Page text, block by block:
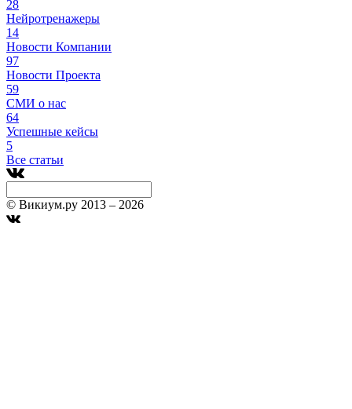
28
Нейротренажеры
14
Новости Компании
97
Новости Проекта
59
СМИ о нас
64
Успешные кейсы
5
Все статьи
© Викиум.ру 2013 – 2026